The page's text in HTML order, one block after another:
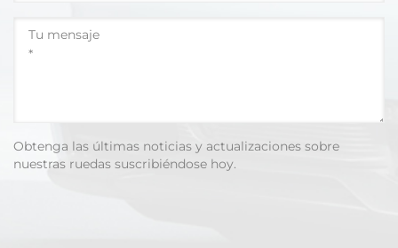
Obtenga las últimas noticias y actualizaciones sobre
nuestras ruedas suscribiéndose hoy.